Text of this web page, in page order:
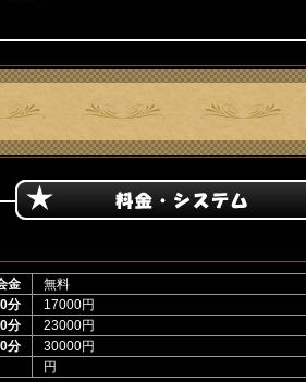
金
無料
分
17000円
分
23000円
分
30000円
円